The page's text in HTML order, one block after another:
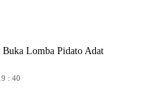
Lomba Pidato Adat
: 40